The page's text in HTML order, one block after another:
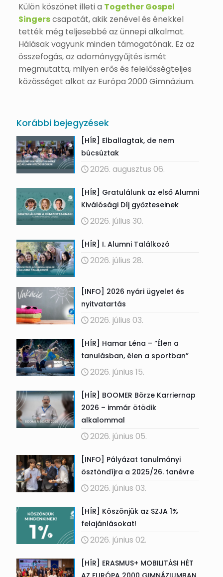
Külön köszönet illeti a Together Gospel
Singerscsapatát, akik zenével és énekkel
tették még teljesebbé az ünnepi alkalmat.
Hálásak vagyunk minden támogatónak. Ez az
összefogás, az adománygyűjtés ismét
megmutatta, milyen erős és felelősségteljes
közösséget alkot az Európa 2000 Gimnázium.
Korábbi bejegyzések
[HÍR] Elballagtak, de nem
búcsúztak
2026. augusztus 06.
[HÍR] Gratulálunk az első Alumni
Kiválósági Díj győzteseinek
2026. július 30.
[HÍR] I. Alumni Találkozó
2026. július 28.
[INFO] 2026 nyári ügyelet és
nyitvatartás
2026. július 03.
[HÍR] Hamar Léna – “Élen a
tanulásban, élen a sportban”
2026. június 15.
[HÍR] BOOMER Börze Karriernap
2026 – immár ötödik
alkalommal
2026. június 05.
[INFO] Pályázat tanulmányi
ösztöndíjra a 2025/26. tanévre
2026. június 03.
[HÍR] Köszönjük az SZJA 1%
felajánlásokat!
2026. június 02.
[HÍR] ERASMUS+ MOBILITÁSI HÉT